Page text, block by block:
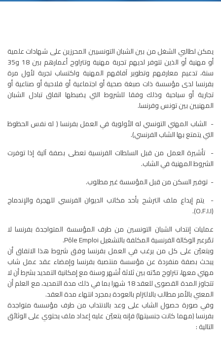
يمكن لطالبي الشغل من بين الشبان التونسيين المحرزين على شهادات علمية
أو مهنية أو الذين تتوفر لديهم تجربة مهنية وتتراوح أعمارهم بين 18 و35
سنة، تدعيم معارفهم وتطوير آفاقهم المهنية واكتساب تجربة لأول مرة
بفرنسا لدى مؤسسة ذات صبغة صحية أو اجتماعية أو فلاحية أو صناعية أو
تجارية أو سياحية وذلك وفقا للشروط التي يضبطها اتفاق تبادل الشبان
المهنيين بين تونس وفرنسا.
- الشاب المهني التونسي له الأولوية في العمل بفرنسا ( له نفس الحظوظ
التي يتمتع بها الشاب الفرنسي).
- تأشيرة العمل من قبل السلطات الفرنسية تعطى بصفة آلية إذا توفرت
الشروط المهنية في الشاب.
- توفير السكن من قبل المؤسسة غير مطلوب.
- يتم إيداع ملف الترشح بأحد مكاتب الديوان الفرنسي للهجرة والإندماج
(O.F.I.I).
عمليات إنتداب الشبان التونسين من طرف المؤسسة المتواجدة بفرنسا لا
تمّرعبر الوكالة الفرنسية المكلفة بالتشغيل Pôle Emploi.
ويتعيّن على كل من يرغب في العمل بفرنسا وفق شروط هذا الاتفاق أن
يبحث بصفة منفردة عن مؤسسة منتصبة بفرنسا وإمضاء عقد عمل شاب
مهني معها، تتراوح مدّته بين ثلاثة أشهر وسنة مع إمكانية التمديد بشرط أن لا
تتجاوز المدة القصوى للعقد 18 شهرا بما في ذلك مدة التمديد، مع العلم أن
المعني بالأمر مطالب بالالتزام بالعودة بمجرد انتهاء مدة العقد.
وفي صورة حصول الشاب على وعد بالانتداب من طرف مؤسسة متواجدة
بفرنسا (مهما كانت جنسيتها) فإنه يتعيّن عليه إعداد ملف يحتوي على الوثائق
التالية :